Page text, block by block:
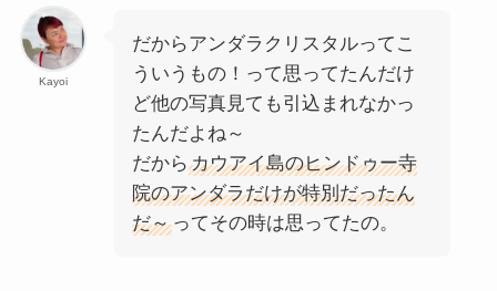
Kayoi
だからアンダラクリスタルってこ
ういうもの！って思ってたんだけ
ど他の写真見ても引込まれなかっ
たんだよね～
だから カウアイ島のヒンドゥー寺
院のアンダラだけが特別だったん
だ～ってその時は思ってたの。